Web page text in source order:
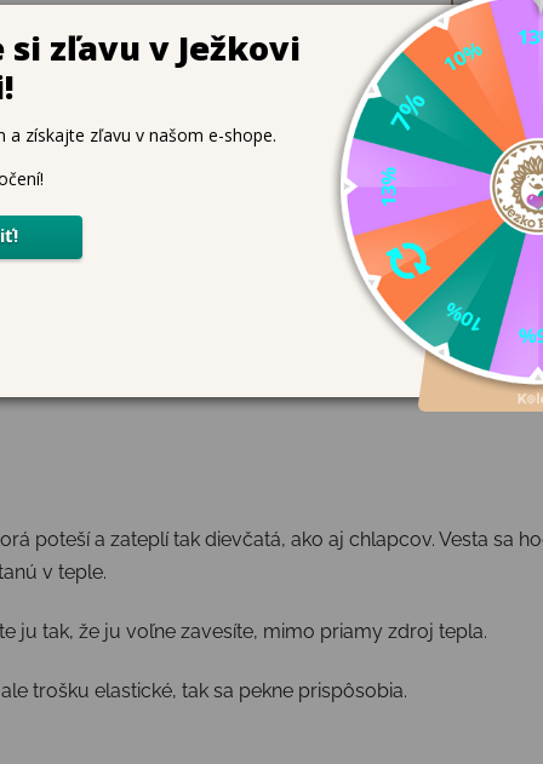
poteší a zateplí tak dievčatá, ako aj chlapcov. Vesta sa
v teple.
ju tak, že ju voľne zavesíte, mimo priamy zdroj tepla.
trošku elastické, tak sa pekne prispôsobia.